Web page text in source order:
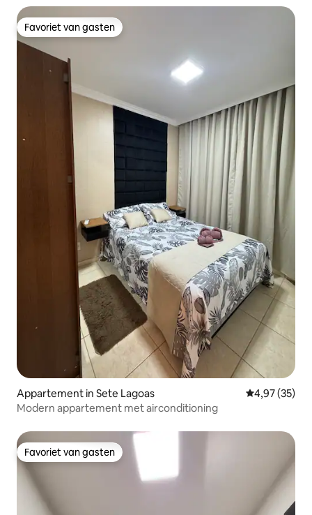
Favoriet van gasten
Favoriet van gasten
Appartement in Sete Lagoas Gemiddelde
4,97 (35)
Modern appartement met airconditioning
Favoriet van gasten
Favoriet van gasten